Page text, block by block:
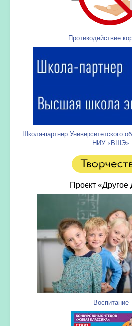
Противодействие
Школа-партнер Университетского
НИУ «ВШЭ»
Проект «Другое
Воспитание